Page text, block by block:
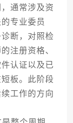
通常涉及资
专业委员
断，对照检
注册资格、
认证以及已
板。此阶段
工作的方向